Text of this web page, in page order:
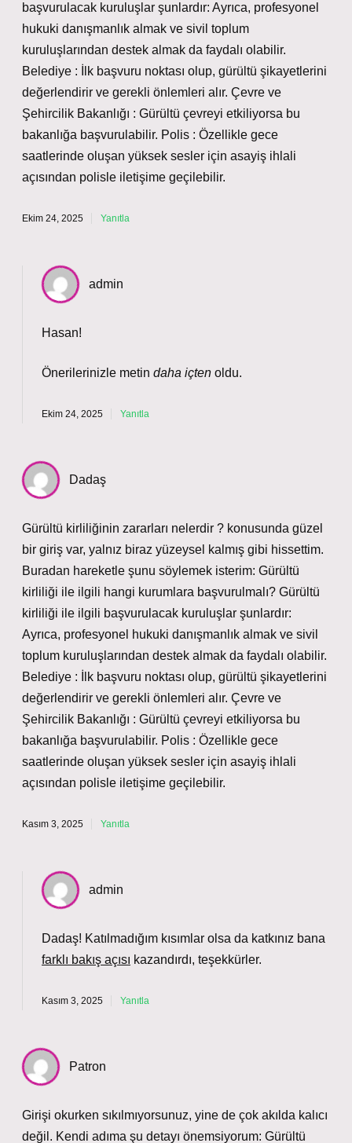
başvurulacak kuruluşlar şunlardır: Ayrıca, profesyonel
hukuki danışmanlık almak ve sivil toplum
kuruluşlarından destek almak da faydalı olabilir.
Belediye : İlk başvuru noktası olup, gürültü şikayetlerini
değerlendirir ve gerekli önlemleri alır. Çevre ve
Şehircilik Bakanlığı : Gürültü çevreyi etkiliyorsa bu
bakanlığa başvurulabilir. Polis : Özellikle gece
saatlerinde oluşan yüksek sesler için asayiş ihlali
açısından polisle iletişime geçilebilir.
Ekim 24, 2025 Yanıtla
admin
Hasan!
Önerilerinizle metin daha içten oldu.
Ekim 24, 2025 Yanıtla
Dadaş
Gürültü kirliliğinin zararları nelerdir ? konusunda güzel
bir giriş var, yalnız biraz yüzeysel kalmış gibi hissettim.
Buradan hareketle şunu söylemek isterim: Gürültü
kirliliği ile ilgili hangi kurumlara başvurulmalı? Gürültü
kirliliği ile ilgili başvurulacak kuruluşlar şunlardır:
Ayrıca, profesyonel hukuki danışmanlık almak ve sivil
toplum kuruluşlarından destek almak da faydalı olabilir.
Belediye : İlk başvuru noktası olup, gürültü şikayetlerini
değerlendirir ve gerekli önlemleri alır. Çevre ve
Şehircilik Bakanlığı : Gürültü çevreyi etkiliyorsa bu
bakanlığa başvurulabilir. Polis : Özellikle gece
saatlerinde oluşan yüksek sesler için asayiş ihlali
açısından polisle iletişime geçilebilir.
Kasım 3, 2025 Yanıtla
admin
Dadaş! Katılmadığım kısımlar olsa da katkınız bana
farklı bakış açısı kazandırdı, teşekkürler.
Kasım 3, 2025 Yanıtla
Patron
Girişi okurken sıkılmıyorsunuz, yine de çok akılda kalıcı
değil. Kendi adıma şu detayı önemsiyorum: Gürültü